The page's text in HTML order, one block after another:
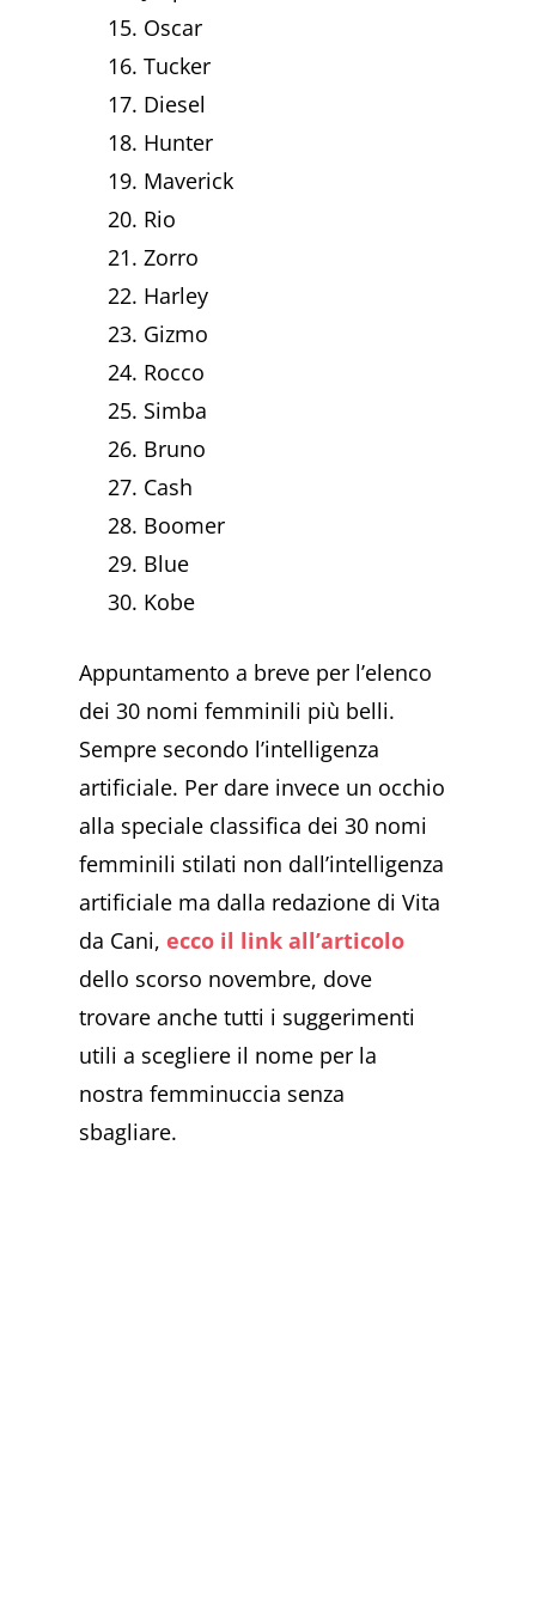
Oscar
Tucker
Diesel
Hunter
Maverick
Rio
Zorro
Harley
Gizmo
Rocco
Simba
Bruno
Cash
Boomer
Blue
Kobe
Appuntamento a breve per l’elenco
dei 30 nomi femminili più belli.
Sempre secondo l’intelligenza
artificiale. Per dare invece un occhio
alla speciale classifica dei 30 nomi
femminili stilati non dall’intelligenza
artificiale ma dalla redazione di Vita
da Cani,ecco il link all’articolo
dello scorso novembre, dove
trovare anche tutti i suggerimenti
utili a scegliere il nome per la
nostra femminuccia senza
sbagliare.